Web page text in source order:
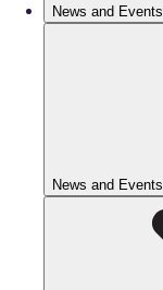
News and Events
News and Events